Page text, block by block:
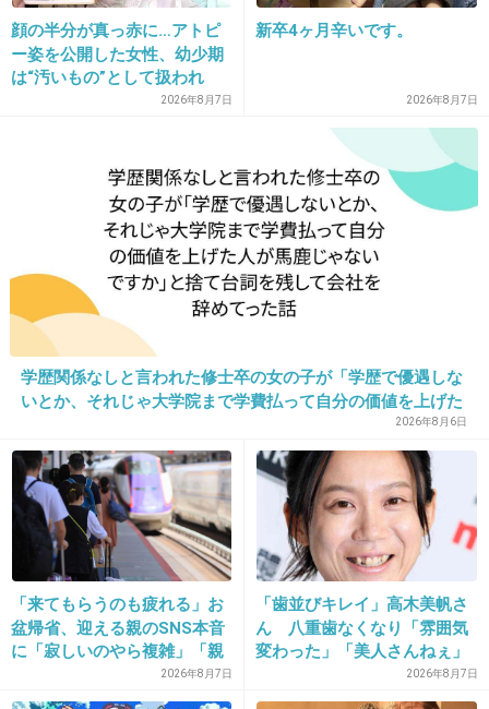
もっといい場所選べと言いたい
狂気を感じる。だけど一回食べてみたい。
+3 -5
2013/06/28(金) 17:44:57
やたらマイナスつけまくってるアホはどの立場の人なのか
ね
+8 -6
39. 匿名 2013/06/28(金) 17:51:52
不二家が好きなのに、何故かコージーコーナーの店舗ばっ
かりある
ロッテに身売りした途端値上げしたあんな糞メーカーより
不二家をもっと増やして欲しい
+10 -4
顔の半分が真っ赤に…アトピ
ー姿を公開した女性、幼少期
は“汚いもの”として扱われ
「人に触れる行為に罪悪感を
2026年8月7日
新卒4ヶ月辛いです。
2026年8月7日
学歴関係なしと言われた修士卒の女の子が「学歴で優遇しな
いとか、それじゃ大学院まで学費払って自分の価値を上げた
人が馬鹿じゃないですか」と捨て台詞を残し会社を辞めてっ
た
2026年8月6日
「来てもらうのも疲れる」お
盆帰省、迎える親のSNS本音
に「寂しいのやら複雑」「親
孝行だと思っていたのに」
2026年8月7日
「歯並びキレイ」高木美帆さ
ん 八重歯なくなり「雰囲気
変わった」「美人さんねぇ」
「歯列矯正してるんや」2026年8月7日